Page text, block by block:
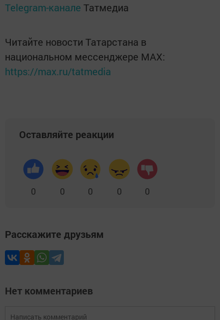
Telegram-канале Татмедиа
Читайте новости Татарстана в
национальном мессенджере MАХ:
https://max.ru/tatmedia
Оставляйте реакции
0 0 0 0 0
Расскажите друзьям
Нет комментариев